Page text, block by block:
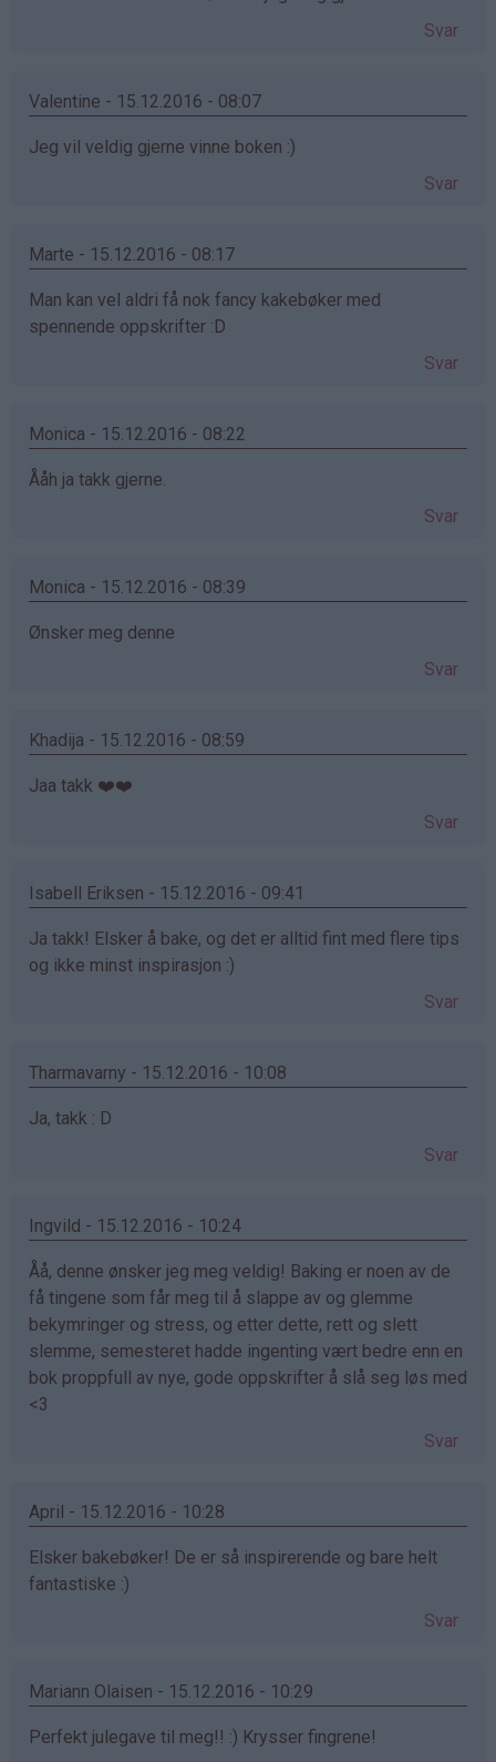
Svar
Valentine - 15.12.2016 - 08:07
Jeg vil veldig gjerne vinne boken :)
Svar
Marte - 15.12.2016 - 08:17
Man kan vel aldri få nok fancy kakebøker med
spennende oppskrifter :D
Svar
Monica - 15.12.2016 - 08:22
Ååh ja takk gjerne.
Svar
Monica - 15.12.2016 - 08:39
Ønsker meg denne
Svar
Khadija - 15.12.2016 - 08:59
Jaa takk ❤️❤️
Svar
Isabell Eriksen - 15.12.2016 - 09:41
Ja takk! Elsker å bake, og det er alltid fint med flere tips
og ikke minst inspirasjon :)
Svar
Tharmavarny - 15.12.2016 - 10:08
Ja, takk : D
Svar
Ingvild - 15.12.2016 - 10:24
Åå, denne ønsker jeg meg veldig! Baking er noen av de
få tingene som får meg til å slappe av og glemme
bekymringer og stress, og etter dette, rett og slett
slemme, semesteret hadde ingenting vært bedre enn en
bok proppfull av nye, gode oppskrifter å slå seg løs med
<3
Svar
April - 15.12.2016 - 10:28
Elsker bakebøker! De er så inspirerende og bare helt
fantastiske :)
Svar
Mariann Olaisen - 15.12.2016 - 10:29
Perfekt julegave til meg!! :) Krysser fingrene!